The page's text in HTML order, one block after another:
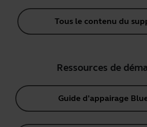
Tous le contenu du
Ressources de
Guide d'appairage